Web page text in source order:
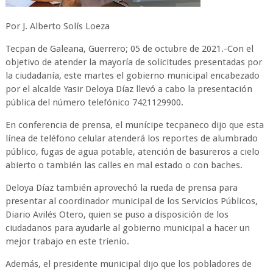
Por J. Alberto Solís Loeza
Tecpan de Galeana, Guerrero; 05 de octubre de 2021.-Con el
objetivo de atender la mayoría de solicitudes presentadas por
la ciudadanía, este martes el gobierno municipal encabezado
por el alcalde Yasir Deloya Díaz llevó a cabo la presentación
pública del número telefónico 7421129900.
En conferencia de prensa, el munícipe tecpaneco dijo que esta
línea de teléfono celular atenderá los reportes de alumbrado
público, fugas de agua potable, atención de basureros a cielo
abierto o también las calles en mal estado o con baches.
Deloya Díaz también aprovechó la rueda de prensa para
presentar al coordinador municipal de los Servicios Públicos,
Diario Avilés Otero, quien se puso a disposición de los
ciudadanos para ayudarle al gobierno municipal a hacer un
mejor trabajo en este trienio.
Además, el presidente municipal dijo que los pobladores de